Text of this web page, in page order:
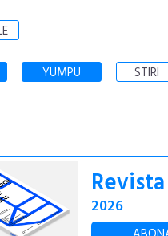
YUMPU STIRI
2026